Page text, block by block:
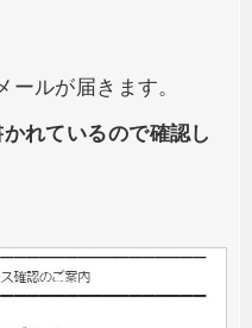
ルが届きます。
れているので確認し